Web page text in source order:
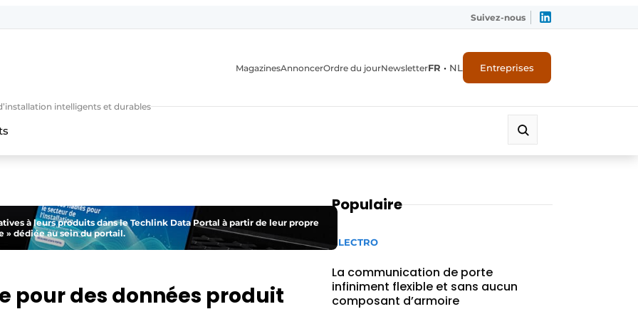
Suivez-nous
intelligents et durables
MagazinesAnnoncerOrdre du jourNewsletterFR • NL Entreprises
à leurs produits dans le Techlink Data Portal à partir de leur propre
dédiée au sein du portail.
pour des données produit
Populaire
ELECTRO
La communication de porte
infiniment flexible et sans aucun
composant d’armoire